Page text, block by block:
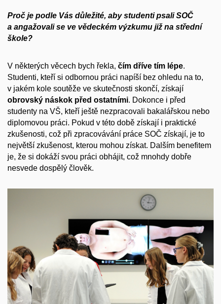
Proč je podle Vás důležité, aby studenti psali SOČ
a angažovali se ve vědeckém výzkumu již na střední
škole?
V některých věcech bych řekla, čím dříve tím lépe.
Studenti, kteří si odbornou práci napíší bez ohledu na to,
v jakém kole soutěže ve skutečnosti skončí, získají
obrovský náskok před ostatními. Dokonce i před
studenty na VŠ, kteří ještě nezpracovali bakalářskou nebo
diplomovou práci. Pokud v této době získají i praktické
zkušenosti, což při zpracovávání práce SOČ získají, je to
největší zkušenost, kterou mohou získat. Dalším benefitem
je, že si dokáží svou práci obhájit, což mnohdy dobře
nesvede dospělý člověk.